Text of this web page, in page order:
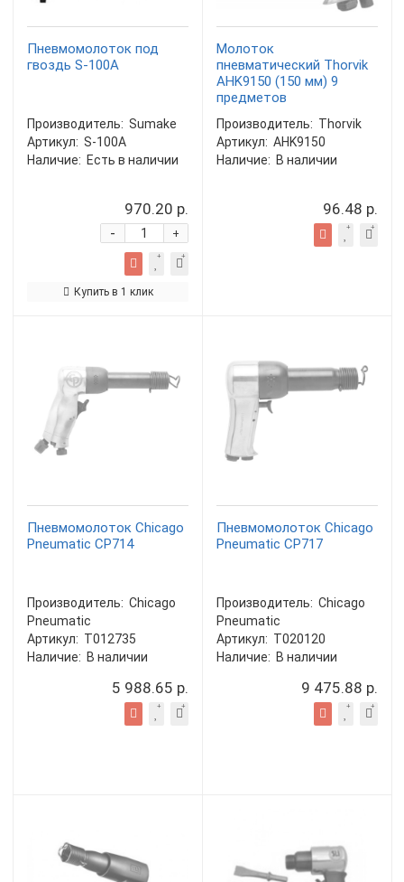
Пневмомолоток под
гвоздь S-100A
Производитель: Sumake
Артикул: S-100A
Наличие: Есть в наличии
970.20 р.
+
-
Купить в 1 клик
Молоток
пневматический Thorvik
AHK9150 (150 мм) 9
предметов
Производитель: Thorvik
Артикул: AHK9150
Наличие: В наличии
96.48 р.
Пневмомолоток Chicago
Pneumatic CP714
Производитель: Chicago
Pneumatic
Артикул: T012735
Наличие: В наличии
5 988.65 р.
Пневмомолоток Chicago
Pneumatic CP717
Производитель: Chicago
Pneumatic
Артикул: T020120
Наличие: В наличии
9 475.88 р.